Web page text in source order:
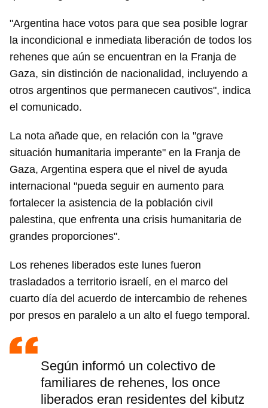
Guardar como favorito
Para poder guardar como favorito, primero has de
iniciar sesión con tu cuenta de 14ymedio.
"Argentina hace votos para que sea posible lograr
la incondicional e inmediata liberación de todos los
rehenes que aún se encuentran en la Franja de
Gaza, sin distinción de nacionalidad, incluyendo a
otros argentinos que permanecen cautivos", indica
el comunicado.
La nota añade que, en relación con la "grave
situación humanitaria imperante" en la Franja de
Gaza, Argentina espera que el nivel de ayuda
internacional "pueda seguir en aumento para
fortalecer la asistencia de la población civil
palestina, que enfrenta una crisis humanitaria de
grandes proporciones".
Los rehenes liberados este lunes fueron
trasladados a territorio israelí, en el marco del
cuarto día del acuerdo de intercambio de rehenes
por presos en paralelo a un alto el fuego temporal.
Según informó un colectivo de
familiares de rehenes, los once
liberados eran residentes del kibutz